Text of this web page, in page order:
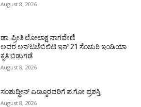
August 8, 2026
ಡಾ. ಪ್ರೀತಿ ಲೋಲಾಕ್ಷ ನಾಗವೇಣಿ
ಅವರ ಅನ್‌ಟಚೆಬಿಲಿಟಿ ಇನ್ 21 ಸೆಂಚುರಿ ಇಂಡಿಯಾ
ಕೃತಿ ಬಿಡುಗಡೆ
August 8, 2026
ಸಂಶುದ್ಧೀನ್ ಎಣ್ಮೂರವರಿಗೆ ಪ.ಗೋ ಪ್ರಶಸ್ತಿ
August 8, 2026